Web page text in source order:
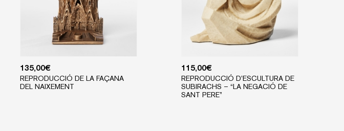
135,00€
REPRODUCCIÓ DE LA FAÇANA
DEL NAIXEMENT
115,00€
REPRODUCCIÓ D’ESCULTURA DE
SUBIRACHS – “LA NEGACIÓ DE
SANT PERE”